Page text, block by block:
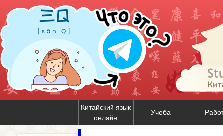
Китайский язык
онлайн
Учеба